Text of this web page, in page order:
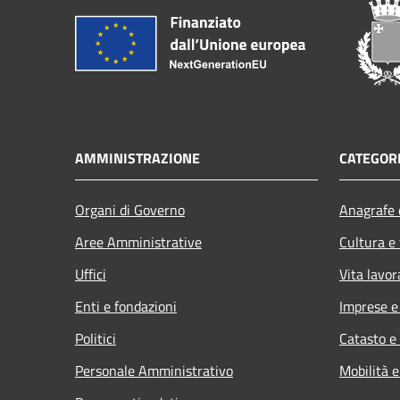
AMMINISTRAZIONE
Organi di Governo
Aree Amministrative
Uffici
Enti e fondazioni
Politici
Personale Amministrativo
Cultura
Vita
Imprese
Catasto
Mobilità